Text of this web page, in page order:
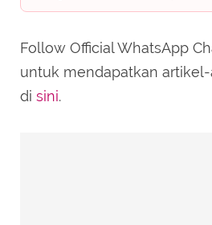
Follow Official WhatsApp
untuk mendapatkan
di sini.